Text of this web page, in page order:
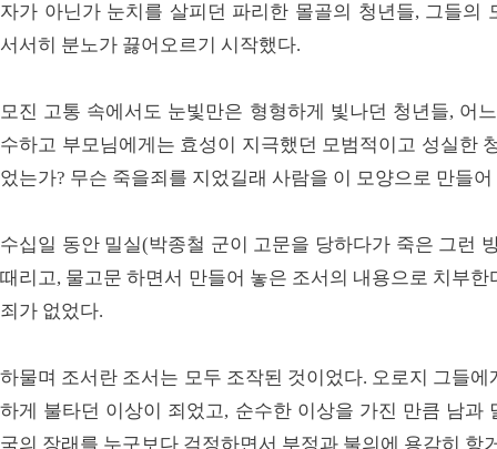
자가 아닌가 눈치를 살피던 파리한 몰골의 청년들, 그들의
서서히 분노가 끓어오르기 시작했다.
모진 고통 속에서도 눈빛만은 형형하게 빛나던 청년들, 어
수하고 부모님에게는 효성이 지극했던 모범적이고 성실한
었는가? 무슨 죽을죄를 지었길래 사람을 이 모양으로 만들
수십일 동안 밀실(박종철 군이 고문을 당하다가 죽은 그런
때리고, 물고문 하면서 만들어 놓은 조서의 내용으로 치부
죄가 없었다.
하물며 조서란 조서는 모두 조작된 것이었다. 오로지 그들
하게 불타던 이상이 죄었고, 순수한 이상을 가진 만큼 남과
국의 장래를 누구보다 걱정하면서 부정과 불의에 용감히 항